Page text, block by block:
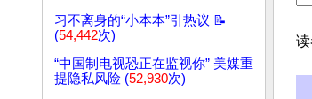
习不离身的“小本本”引热议 📝
(54,442次)
“中国制电视恐正在监视你” 美媒重
提隐私风险 (52,930次)